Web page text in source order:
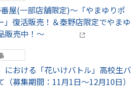
屋(一部店舗限定)～「やまゆりポ
」復活販売！＆秦野店限定でやまゆ
品販売中！～
における「花いけバトル」高校生バ
（募集期間：11月1日～12月10日）